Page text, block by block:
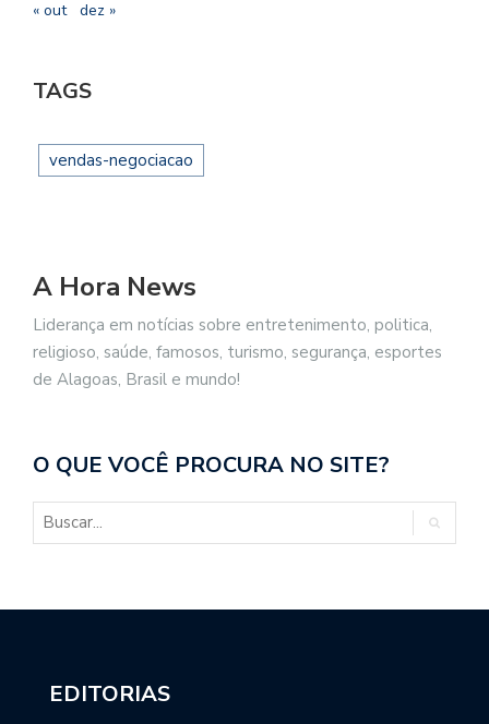
« out dez »
TAGS
vendas-negociacao
A Hora News
Liderança em notícias sobre entretenimento, politica,
religioso, saúde, famosos, turismo, segurança, esportes
de Alagoas, Brasil e mundo!
O QUE VOCÊ PROCURA NO SITE?
EDITORIAS